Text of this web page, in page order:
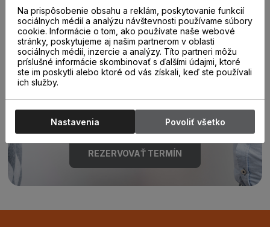
Poraďte sa s
odborníkom u nás na
predajni.
REZERVOVAŤ TERMÍN
Na prispôsobenie obsahu a reklám, poskytovanie funkcií
sociálnych médií a analýzu návštevnosti používame súbory
cookie. Informácie o tom, ako používate naše webové
stránky, poskytujeme aj našim partnerom v oblasti
sociálnych médií, inzercie a analýzy. Títo partneri môžu
príslušné informácie skombinovať s ďalšími údajmi, ktoré
ste im poskytli alebo ktoré od vás získali, keď ste používali
ich služby.
Nastavenia Povoliť všetko